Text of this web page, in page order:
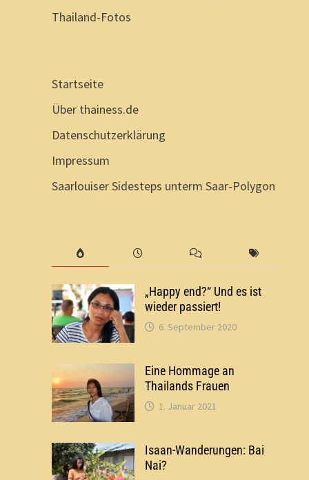
Thailand-Fotos
Startseite
Über thainess.de
Datenschutzerklärung
Impressum
Saarlouiser Sidesteps unterm Saar-Polygon
„Happy end?“ Und es ist
wieder passiert!
6. September 2020
Eine Hommage an
Thailands Frauen
1. Januar 2021
Isaan-Wanderungen: Bai
Nai?